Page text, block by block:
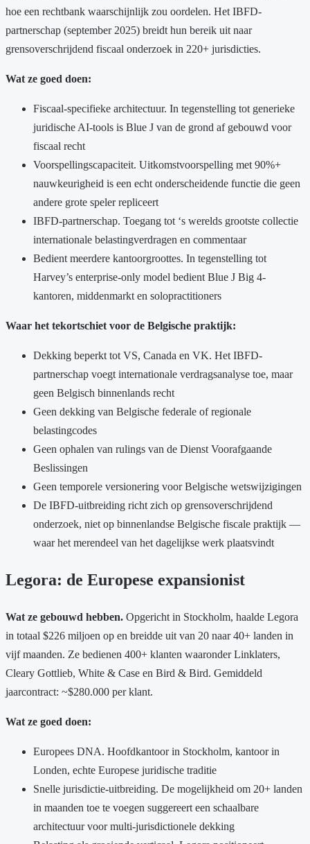
hoe een rechtbank waarschijnlijk zou oordelen. Het IBFD-
partnerschap (september 2025) breidt hun bereik uit naar
grensoverschrijdend fiscaal onderzoek in 220+ jurisdicties.
Wat ze goed doen:
Fiscaal-specifieke architectuur. In tegenstelling tot generieke
juridische AI-tools is Blue J van de grond af gebouwd voor
fiscaal recht
Voorspellingscapaciteit. Uitkomstvoorspelling met 90%+
nauwkeurigheid is een echt onderscheidende functie die geen
andere grote speler repliceert
IBFD-partnerschap. Toegang tot ‘s werelds grootste collectie
internationale belastingverdragen en commentaar
Bedient meerdere kantoorgroottes. In tegenstelling tot
Harvey’s enterprise-only model bedient Blue J Big 4-
kantoren, middenmarkt en solopractitioners
Waar het tekortschiet voor de Belgische praktijk:
Dekking beperkt tot VS, Canada en VK. Het IBFD-
partnerschap voegt internationale verdragsanalyse toe, maar
geen Belgisch binnenlands recht
Geen dekking van Belgische federale of regionale
belastingcodes
Geen ophalen van rulings van de Dienst Voorafgaande
Beslissingen
Geen temporele versionering voor Belgische wetswijzigingen
De IBFD-uitbreiding richt zich op grensoverschrijdend
onderzoek, niet op binnenlandse Belgische fiscale praktijk —
waar het merendeel van het dagelijkse werk plaatsvindt
Legora: de Europese expansionist
Wat ze gebouwd hebben. Opgericht in Stockholm, haalde Legora
in totaal $226 miljoen op en breidde uit van 20 naar 40+ landen in
vijf maanden. Ze bedienen 400+ klanten waaronder Linklaters,
Cleary Gottlieb, White & Case en Bird & Bird. Gemiddeld
jaarcontract: ~$280.000 per klant.
Wat ze goed doen:
Europees DNA. Hoofdkantoor in Stockholm, kantoor in
Londen, echte Europese juridische traditie
Snelle jurisdictie-uitbreiding. De mogelijkheid om 20+ landen
in maanden toe te voegen suggereert een schaalbare
architectuur voor multi-jurisdictionele dekking